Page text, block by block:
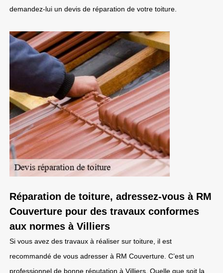
demandez-lui un devis de réparation de votre toiture.
Réparation de toiture, adressez-vous à RM
Couverture pour des travaux conformes
aux normes à Villiers
Si vous avez des travaux à réaliser sur toiture, il est
recommandé de vous adresser à RM Couverture. C’est un
professionnel de bonne réputation à Villiers. Quelle que soit la